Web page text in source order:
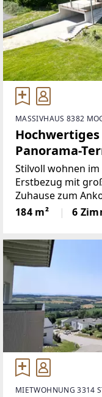
MASSIVHAUS 8382
Panorama-
auch
Freiraum im
Stilvoll wohnen
Erstbezug mit
Zuhause zum
Bleiben.Dieses
Massivbauweise
184 m² 6
MIETWOHNUNG 3314